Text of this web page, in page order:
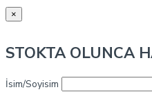
×
STOKTA OLUNCA
İsim/Soyisim